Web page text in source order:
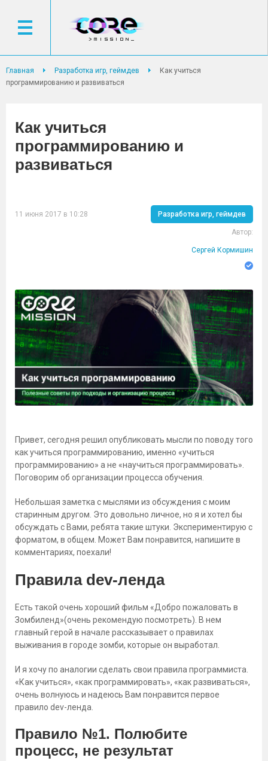
Главная Разработка игр, геймдев
Как учиться
программированию и развиваться
Как учиться
программированию и
развиваться
11 июня 2017 в 10:28 Разработка игр, геймдев
Автор:
Сергей Кормишин
Привет, сегодня решил опубликовать мысли по поводу того
как учиться программированию, именно «учиться
программированию» а не «научиться программировать».
Поговорим об организации процесса обучения.
Небольшая заметка с мыслями из обсуждения с моим
старинным другом. Это довольно личное, но я и хотел бы
обсуждать с Вами, ребята такие штуки. Экспериментирую с
форматом, в общем. Может Вам понравится, напишите в
комментариях, поехали!
Правила dev-ленда
Есть такой очень хороший фильм «Добро пожаловать в
Зомбиленд»(очень рекомендую посмотреть). В нем
главный герой в начале рассказывает о правилах
выживания в городе зомби, которые он выработал.
И я хочу по аналогии сделать свои правила программиста.
«Как учиться», «как программировать», «как развиваться»,
очень волнуюсь и надеюсь Вам понравится первое
правило dev-ленда.
Правило №1. Полюбите
процесс, не результат